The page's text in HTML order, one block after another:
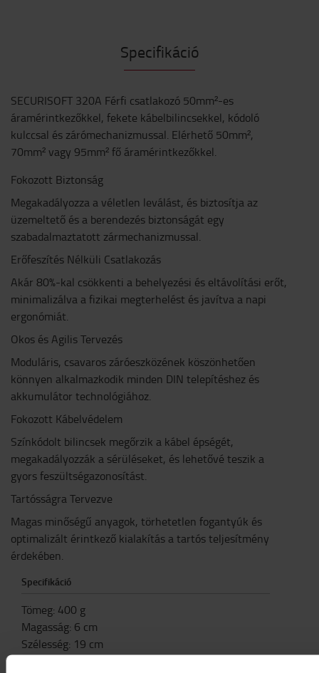
Specifikáció
SECURISOFT 320A Férfi csatlakozó 50mm²-es
áramérintkezőkkel, fekete kábelbilincsekkel, kódoló
kulccsal és zárómechanizmussal. Elérhető 50mm²,
70mm² vagy 95mm² fő áramérintkezőkkel.
Fokozott Biztonság
Megakadályozza a véletlen leválást, és biztosítja az
üzemeltető és a berendezés biztonságát egy
szabadalmaztatott zármechanizmussal.
Erőfeszítés Nélküli Csatlakozás
Akár 80%-kal csökkenti a behelyezési és eltávolítási erőt,
minimalizálva a fizikai megterhelést és javítva a napi
ergonómiát.
Okos és Agilis Tervezés
Moduláris, csavaros záróeszközének köszönhetően
könnyen alkalmazkodik minden DIN telepítéshez és
akkumulátor technológiához.
Fokozott Kábelvédelem
Színkódolt bilincsek megőrzik a kábel épségét,
megakadályozzák a sérüléseket, és lehetővé teszik a
gyors feszültségazonosítást.
Tartósságra Tervezve
Magas minőségű anyagok, törhetetlen fogantyúk és
optimalizált érintkező kialakítás a tartós teljesítmény
érdekében.
Specifikáció
Tömeg: 400 g
Magasság: 6 cm
Szélesség: 19 cm